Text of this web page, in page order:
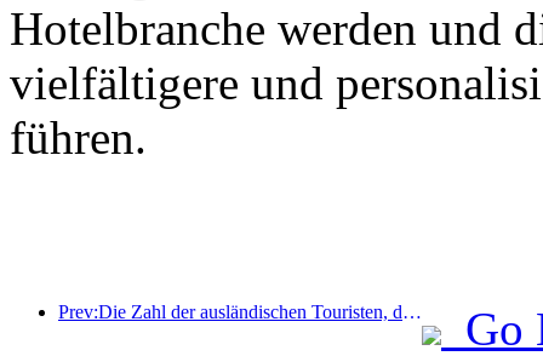
Hotelbranche werden und
vielfältigere und
führen.
Prev:Die Zahl der ausländischen Touristen, die Jinjiang Hotels (China) empfingen, stieg im Vergleich zum Vorjahr um mehr als das Neunfache.
Go